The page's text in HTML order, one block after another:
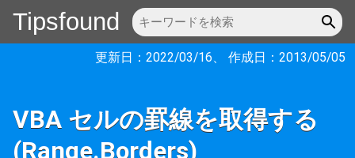
Tipsfound
更新日： 2022/03/16、 作成日： 2013/05/05
VBA セルの罫線を取得する
(Range.Borders)